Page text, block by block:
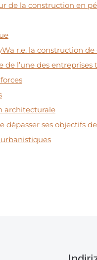
de la construction en
r.e. la construction
l’une des
architecturale
ses objectifs